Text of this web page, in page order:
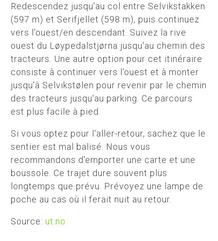
Redescendez jusqu'au col entre Selvikstakken
(597 m) et Serifjellet (598 m), puis continuez
vers l'ouest/en descendant. Suivez la rive
ouest du Løypedalstjørna jusqu'au chemin des
tracteurs. Une autre option pour cet itinéraire
consiste à continuer vers l'ouest et à monter
jusqu'à Selvikstølen pour revenir par le chemin
des tracteurs jusqu'au parking. Ce parcours
est plus facile à pied.
Si vous optez pour l'aller-retour, sachez que le
sentier est mal balisé. Nous vous
recommandons d'emporter une carte et une
boussole. Ce trajet dure souvent plus
longtemps que prévu. Prévoyez une lampe de
poche au cas où il ferait nuit au retour.
Source:ut.no